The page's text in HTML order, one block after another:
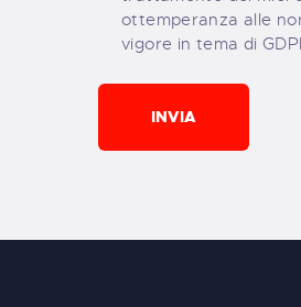
ottemperanza alle
vigore in tema di